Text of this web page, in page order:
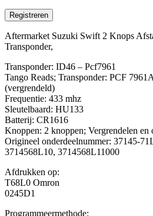
Registreren
Aftermarket Suzuki Swift 2 Knops
Transponder,
Transponder: ID46 – Pcf7961
Tango Reads; Transponder: PCF
(vergrendeld)
Frequentie: 433 mhz
Sleutelbaard: HU133
Batterij: CR1616
Knoppen: 2 knoppen; Vergrendelen en
Origineel onderdeelnummer: 37145-
3714568L10, 3714568L11000
Afdrukken op:
T68L0 Omron
0245D1
Programmeermethode: